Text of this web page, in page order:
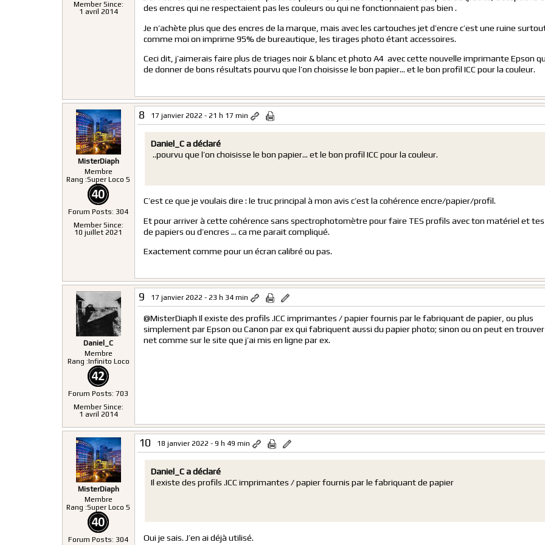
Member Since:
1 avril 2014
des encres qui ne respectaient pas les couleurs ou qui ne fonctionnaient pas bien .
Je n’achète plus que des encres de la marque, mais avec les cartouches jet d’encre c’est une ruine
comme moi on imprime 95% de bureautique, les tirages photo étant accessoires.
Ceci dit, j’aimerais faire plus de triages noir & blanc et photo A4 avec cette nouvelle imprimante Epson
de donner de bons résultats pourvu que l’on choisisse le bon papier… et le bon profil ICC pour la couleur.
MisterDiaph
Membre
Rang :Super Loco 5
Forum Posts: 304
Member Since:
10 juillet 2021
8 17 janvier 2022 - 21 h 17 min
Daniel_C a déclaré
..pourvu que l’on choisisse le bon papier… et le bon profil ICC pour la couleur.
C’est ce que je voulais dire : le truc principal à mon avis c’est la cohérence encre/papier/profil.
Et pour arriver à cette cohérence sans spectrophotomètre pour faire TES profils avec ton matériel et tes
de papiers ou d’encres … ca me parait compliqué.
Exactement comme pour un écran calibré ou pas.
Daniel_C
Membre
Rang :Infinito Loco
Forum Posts: 703
Member Since:
1 avril 2014
9 17 janvier 2022 - 23 h 34 min
@MisterDiaph Il existe des profils .ICC imprimantes / papier fournis par le fabriquant de papier, ou plus
simplement par Epson ou Canon par ex qui fabriquent aussi du papier photo; sinon ou on peut en trouver
net comme sur le site que j’ai mis en ligne par ex.
MisterDiaph
Membre
Rang :Super Loco 5
Forum Posts: 304
10 18 janvier 2022 - 9 h 49 min
Daniel_C a déclaré
Il existe des profils .ICC imprimantes / papier fournis par le fabriquant de papier
Oui je sais. J’en ai déjà utilisé.